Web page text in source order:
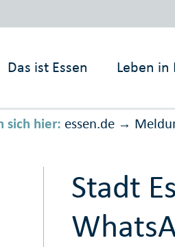
Das ist Essen Leben in
sich hier: essen.de →
Stadt